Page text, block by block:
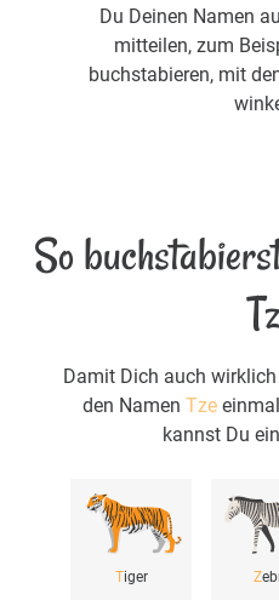
Du Deinen Namen
mitteilen, zum
buchstabieren, mit
So
Damit Dich auch
den Namen Tze
kannst Du
Tiger Z